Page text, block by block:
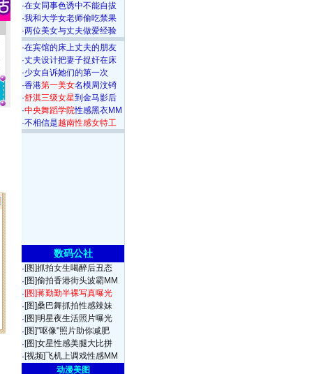
·在女同事色诱中不能自拔
·我和大学女老师偷吃禁果
·两位美女与丈夫做爱经验
·在宾馆的床上丈夫的朋友
·丈夫设计把妻子捉奸在床
·少女自诉她们的第一次
·香港第一美女名模周汶锜
·舒淇三级女星到金马影后
·中央舞蹈学院性感黑衣MM
·不相信是越南性感女特工
数码公社
· [图]抓拍女生喝醉后丑态
· [图]偷拍香港街头波霸MM
·[图]蒋勤勤半裸写真曝光
· [图]桑巴舞抓拍性感辣妹
· [图]明星夜生活照片曝光
· [图]"呕像"照片助你减肥
· [图]女星性感美腿大比拼
· [视频]飞机上调戏性感MM
动漫美图